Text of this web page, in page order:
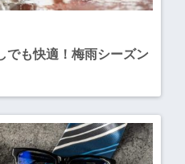
でも快適！梅雨シーズン